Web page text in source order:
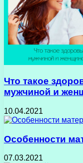
Что такое
мужчиной и
10.04.2021
Особенности
07.03.2021